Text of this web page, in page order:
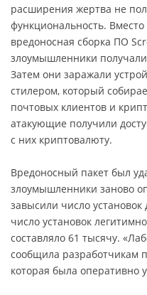
расширения жертва не
функциональность.
вредоносная сборка ПО
злоумышленники получали
Затем они заражали
стилером, который
почтовых клиентов и
атакующие получили
с них криптовалюту.
Вредоносный пакет был
злоумышленники заново
завысили число
число установок
составляло 61 тысячу.
сообщила разработчикам
которая была оперативно